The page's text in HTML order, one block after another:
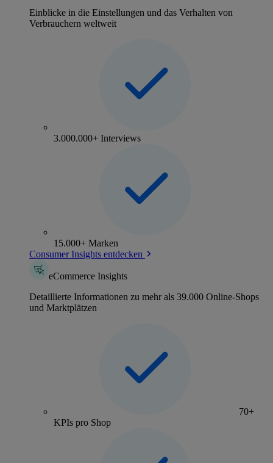
Einblicke in die Einstellungen und das Verhalten von
Verbrauchern weltweit
3.000.000+ Interviews
15.000+ Marken
Consumer Insights entdecken
eCommerce Insights
Detaillierte Informationen zu mehr als 39.000 Online-Shops
und Marktplätzen
70+
KPIs pro Shop